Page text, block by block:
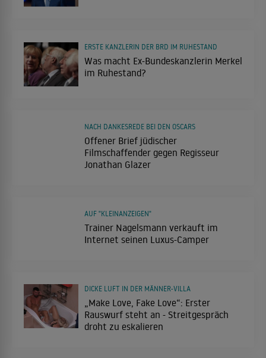
Was macht Ex-Bundeskanzlerin Merkel
im Ruhestand?
ERSTE KANZLERIN DER BRD IM RUHESTAND
Offener Brief jüdischer
Filmschaffender gegen Regisseur
Jonathan Glazer
NACH DANKESREDE BEI DEN OSCARS
Trainer Nagelsmann verkauft im
Internet seinen Luxus-Camper
AUF "KLEINANZEIGEN"
„Make Love, Fake Love“: Erster
Rauswurf steht an - Streitgespräch
droht zu eskalieren
DICKE LUFT IN DER MÄNNER-VILLA